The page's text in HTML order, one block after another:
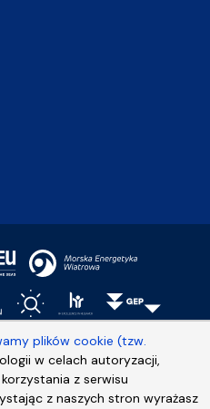
plików cookie (tzw.
w celach autoryzacji,
z serwisu
z naszych stron wyrażasz